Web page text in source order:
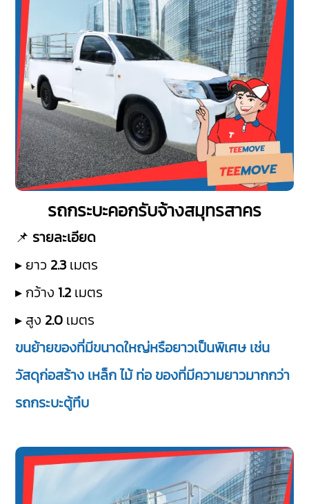
รถกระบะคอกรับจ้างสมุทรสาคร
📌 รายละเอียด
▸ ยาว 2.3 เมตร
▸ กว้าง 1.2 เมตร
▸ สูง 2.0 เมตร
ขนย้ายของที่มีขนาดใหญ่หรือยาวเป็นพิเศษ เช่น
วัสดุก่อสร้าง เหล็ก ไม้ ท่อ ของที่มีความยาวมากกว่า
รถกระบะตู้ทึบ